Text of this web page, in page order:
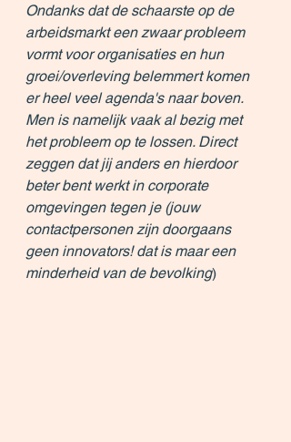
Ondanks dat de schaarste op de
arbeidsmarkt een zwaar probleem
vormt voor organisaties en hun
groei/overleving belemmert komen
er heel veel agenda's naar boven.
Men is namelijk vaak al bezig met
het probleem op te lossen. Direct
zeggen dat jij anders en hierdoor
beter bent werkt in corporate
omgevingen tegen je (jouw
contactpersonen zijn doorgaans
geen innovators! dat is maar een
minderheid van de bevolking)